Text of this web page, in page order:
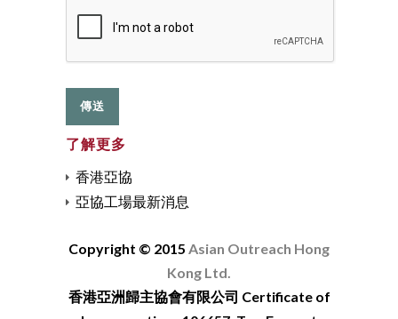
了解更多
香港亞協
亞協工場最新消息
Copyright © 2015 Asian Outreach Hong
Kong Ltd.
香港亞洲歸主協會有限公司 Certificate of